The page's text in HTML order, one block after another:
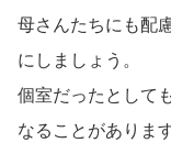
母さんたちにも配
にしましょう。
個室だったとして
なることがあります